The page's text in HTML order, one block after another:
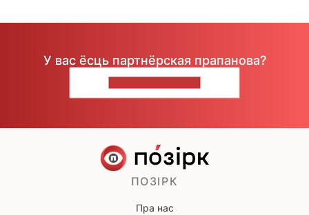
У вас ёсць партнёрская прапанова?
ПОЗІРК
Пра нас